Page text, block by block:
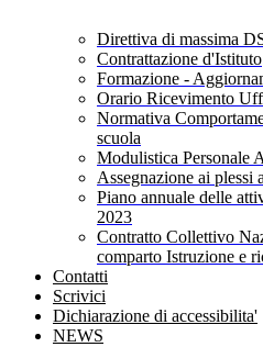
Direttiva di massima
Contrattazione d'Istituto
Formazione -
Orario Ricevimento
Normativa
scuola
Modulistica Personale
Assegnazione ai plessi
Piano annuale delle
2023
Contratto Collettivo
comparto Istruzione e
Contatti
Scrivici
Dichiarazione di accessibilita'
NEWS